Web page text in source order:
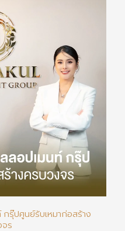
รุ๊ปศูนย์รับเหมาก่อสร้าง
ร